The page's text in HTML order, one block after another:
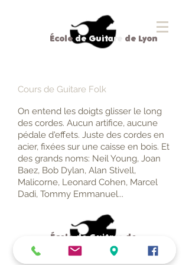
École de Guitare de Lyon
Cours de Guitare Folk
​On entend les doigts glisser le long
des cordes. Aucun artifice, aucune
pédale d'effets. Juste des cordes en
acier, fixées sur une caisse en bois. Et
des grands noms: Neil Young, Joan
Baez, Bob Dylan, Alan Stivell,
Malicorne, Leonard Cohen, Marcel
Dadi, Tommy Emmanuel...
Écolede Guitare de
Lyon